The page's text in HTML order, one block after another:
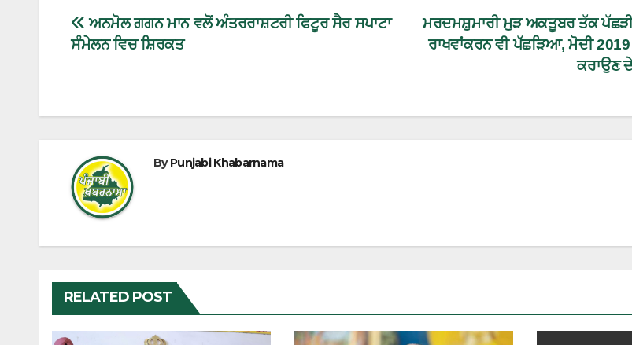
ਮਰਦਮਸ਼ੁਮਾਰੀ ਮੁੜ ਅਕਤੂਬਰ ਤੱਕ
ਰਾਖਵਾਂਕਰਨ ਵੀ ਪੱਛੜਿਆ, ਮੋਦੀ
ਕਰਾਉਣ
ਅਨਮੋਲ ਗਗਨ ਮਾਨ ਵਲੋਂ ਅੰਤਰਰਾਸ਼ਟਰੀ ਫਿਟੂਰ ਸੈਰ ਸਪਾਟਾ
ਸੰਮੇਲਨ ਵਿਚ ਸ਼ਿਰਕਤ
ByPunjabi Khabarnama
RELATED POST